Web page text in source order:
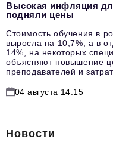
Высокая инфляция
подняли цены
Стоимость обучения в
выросла на 10,7%, а в
14%, на некоторых
объясняют повышение
преподавателей и
04 августа 14:15
Новости